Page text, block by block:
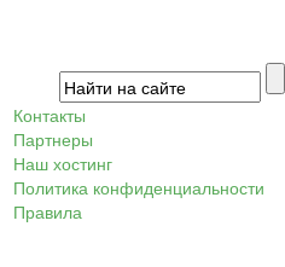
Контакты
Партнеры
Наш хостинг
Политика конфиденциальности
Правила